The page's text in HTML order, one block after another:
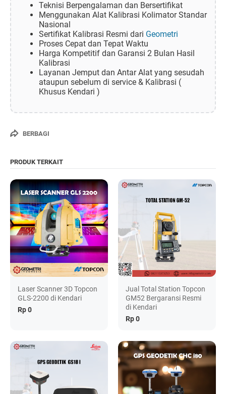
Teknisi Berpengalaman dan Bersertifikat
Menggunakan Alat Kalibrasi Kolimator Standar
Nasional
Sertifikat Kalibrasi Resmi dari Geometri
Proses Cepat dan Tepat Waktu
Harga Kompetitif dan Garansi 2 Bulan Hasil
Kalibrasi
Layanan Jemput dan Antar Alat yang sesudah
ataupun sebelum di service & Kalibrasi (
Khusus Kendari )
BERBAGI
PRODUK TERKAIT
Laser Scanner 3D Topcon
GLS-2200 di Kendari
Rp 0
Jual Total Station Topcon
GM52 Bergaransi Resmi
di Kendari
Rp 0